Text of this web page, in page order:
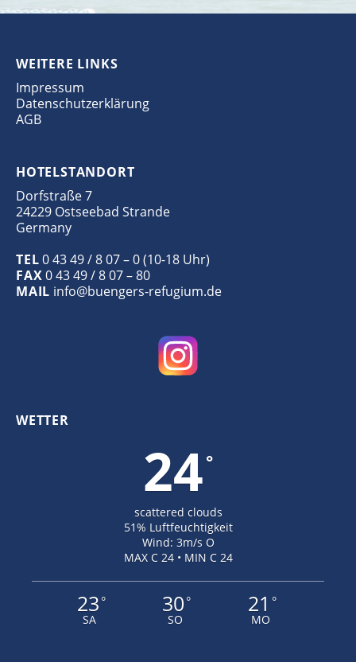
WEITERE LINKS
Impressum
Datenschutzerklärung
AGB
HOTELSTANDORT
Dorfstraße 7
24229 Ostseebad Strande
Germany
TEL0 43 49 / 8 07 – 0 (10-18 Uhr)
FAX0 43 49 / 8 07 – 80
MAIL info@buengers-refugium.de
WETTER
24°
scattered clouds
51% Luftfeuchtigkeit
Wind: 3m/s O
MAX C 24 • MIN C 24
23 °
SA
30 °
SO
21 °
MO